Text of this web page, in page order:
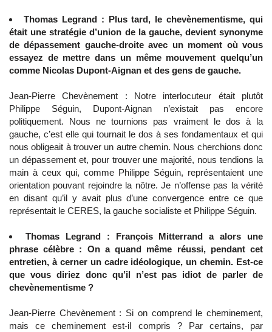
Thomas Legrand : Plus tard, le chevènementisme, qui
était une stratégie d’union de la gauche, devient synonyme
de dépassement gauche-droite avec un moment où vous
essayez de mettre dans un même mouvement quelqu’un
comme Nicolas Dupont-Aignan et des gens de gauche.
Jean-Pierre Chevènement : Notre interlocuteur était plutôt
Philippe Séguin, Dupont-Aignan n’existait pas encore
politiquement. Nous ne tournions pas vraiment le dos à la
gauche, c’est elle qui tournait le dos à ses fondamentaux et qui
nous obligeait à trouver un autre chemin. Nous cherchions donc
un dépassement et, pour trouver une majorité, nous tendions la
main à ceux qui, comme Philippe Séguin, représentaient une
orientation pouvant rejoindre la nôtre. Je n’offense pas la vérité
en disant qu’il y avait plus d’une convergence entre ce que
représentait le CERES, la gauche socialiste et Philippe Séguin.
Thomas Legrand : François Mitterrand a alors une
phrase célèbre : On a quand même réussi, pendant cet
entretien, à cerner un cadre idéologique, un chemin. Est-ce
que vous diriez donc qu’il n’est pas idiot de parler de
chevènementisme ?
Jean-Pierre Chevènement : Si on comprend le cheminement,
mais ce cheminement est-il compris ? Par certains, par